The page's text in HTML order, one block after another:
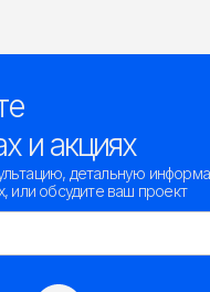
и акциях
детальную
или обсудите ваш проект